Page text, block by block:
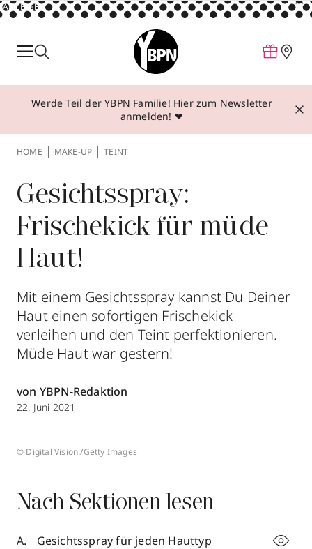
ANZEIGE
Parfum
Make-up
Behandlungen
Über YBPN
Aktionen
Storefinder
Werde Teil der YBPN Familie! Hier zum Newsletter
anmelden! ❤
HOME MAKE-UP TEINT
Gesichtsspray:
Frischekick für müde
Haut!
Mit einem Gesichtsspray kannst Du Deiner
Haut einen sofortigen Frischekick
verleihen und den Teint perfektionieren.
Müde Haut war gestern!
von YBPN-Redaktion
22. Juni 2021
© Digital Vision./Getty Images
Nach Sektionen lesen
Gesichtsspray für jeden Hauttyp